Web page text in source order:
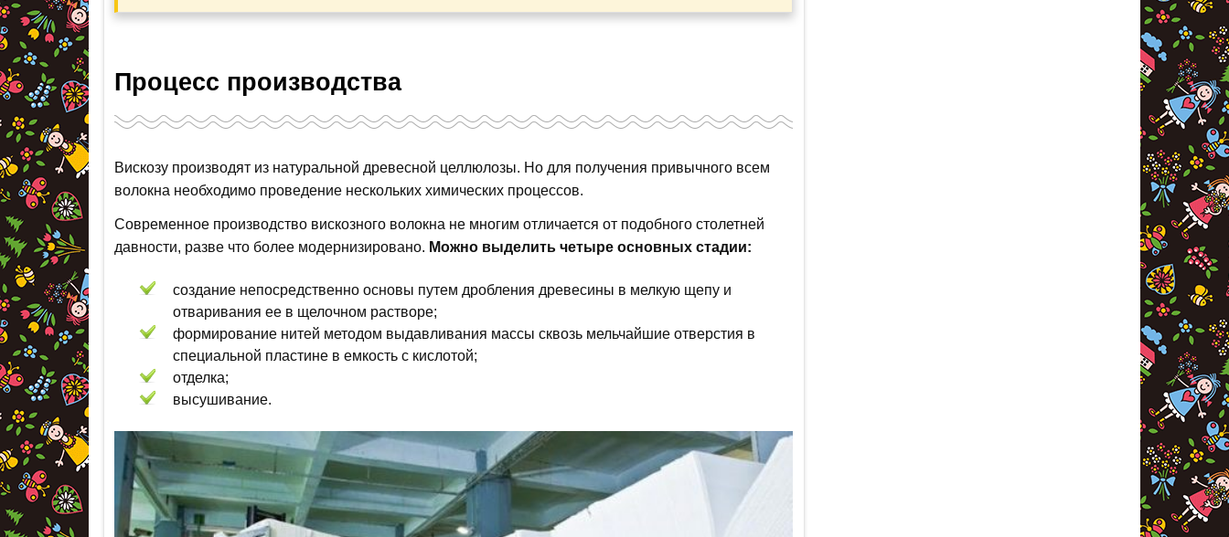
Процесс производства
Вискозу производят из натуральной древесной целлюлозы. Но для получения привычного всем
волокна необходимо проведение нескольких химических процессов.
Современное производство вискозного волокна не многим отличается от подобного столетней
давности, разве что более модернизировано. Можно выделить четыре основных стадии:
создание непосредственно основы путем дробления древесины в мелкую щепу и
отваривания ее в щелочном растворе;
формирование нитей методом выдавливания массы сквозь мельчайшие отверстия в
специальной пластине в емкость с кислотой;
отделка;
высушивание.